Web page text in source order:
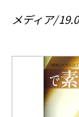
メディア